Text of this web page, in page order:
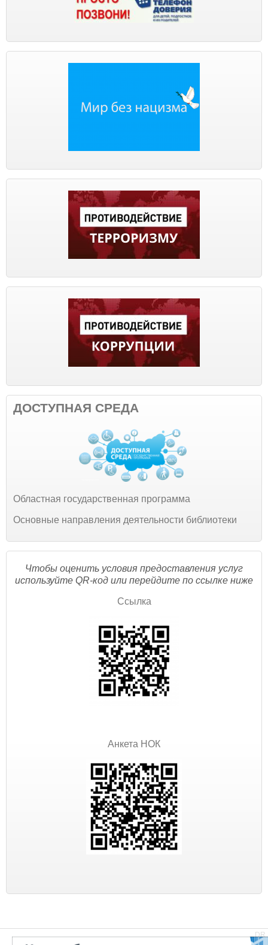
ДОСТУПНАЯ СРЕДА
Областная государственная программа
Основные направления деятельности библиотеки
Чтобы оценить условия предоставления услуг
используйте QR-код или перейдите по ссылке ниже
Ссылка
Анкета НОК
DR